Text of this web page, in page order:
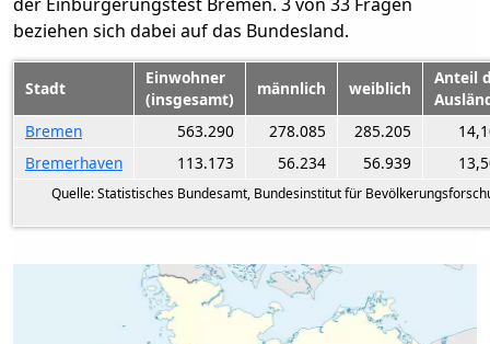
beziehen sich dabei auf das Bundesland.
Stadt
Einwohner
(insgesamt)
männlich weiblich
Anteil
Bremen
563.290 278.085 285.205
Bremerhaven
113.173 56.234 56.939
Quelle: Statistisches Bundesamt, Bundesinstitut für